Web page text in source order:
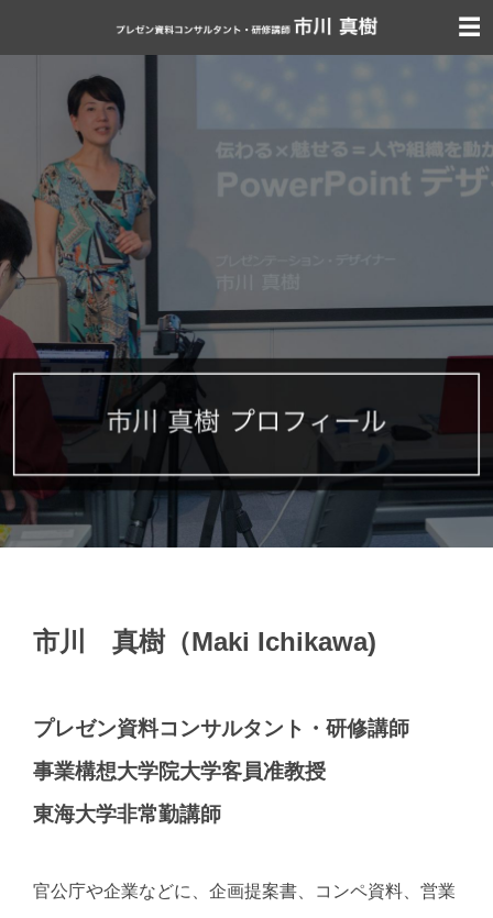
市川 真樹（Maki Ichikawa)
プレゼン資料コンサルタント・研修講師
事業構想大学院大学客員准教授
東海大学非常勤講師
官公庁や企業などに、企画提案書、コンペ資料、営業